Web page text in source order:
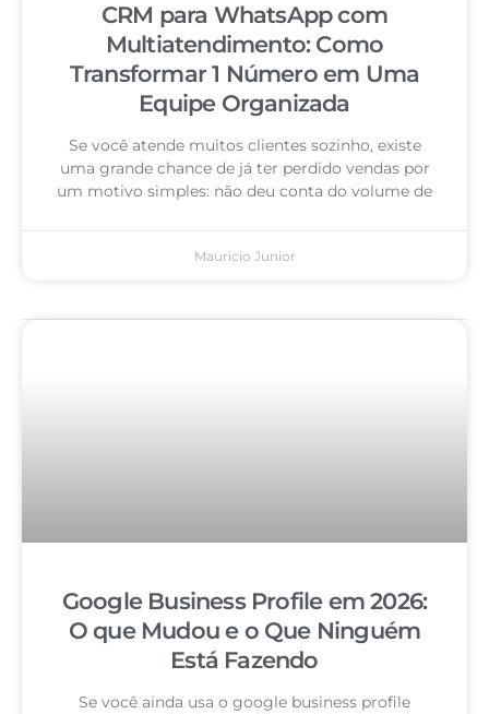
CRM para WhatsApp com
Multiatendimento: Como
Transformar 1 Número em Uma
Equipe Organizada
Se você atende muitos clientes sozinho, existe
uma grande chance de já ter perdido vendas por
um motivo simples: não deu conta do volume de
Mauricio Junior
Google Business Profile em 2026:
O que Mudou e o Que Ninguém
Está Fazendo
Se você ainda usa o google business profile